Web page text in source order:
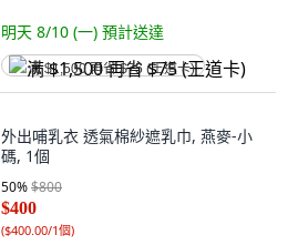
明天 8/10 (一) 預計送達
满 $1,500 再省 $75 (王道卡)
外出哺乳衣 透氣棉紗遮乳巾, 燕麥-小
碼, 1個
50%$800
$400
($400.00/1個)